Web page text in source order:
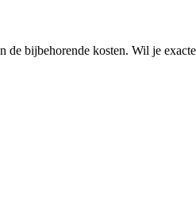
bijbehorende kosten. Wil je